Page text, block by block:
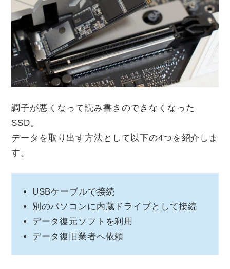
調子が悪くなって読み書きのできなくなった
SSD。
データを取り出す方法として以下の4つを紹介しま
す。
USBケーブルで接続
別のパソコンに内蔵ドライブとして接続
データ復元ソフトを利用
データ復旧業者へ依頼